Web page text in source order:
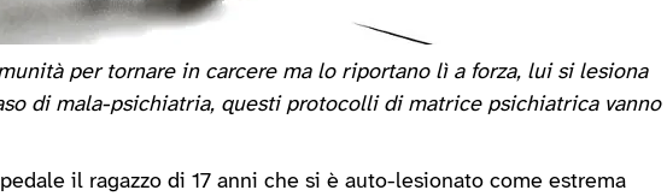
per tornare in carcere ma lo riportano lì a forza, lui si lesiona
di mala-psichiatria, questi protocolli di matrice psichiatrica vanno
il ragazzo di 17 anni che si è auto-lesionato come estrema